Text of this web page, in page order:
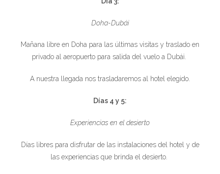
Doha-Dubái
Mañana libre en Doha para las últimas visitas y traslado en
privado al aeropuerto para salida del vuelo a Dubái.
A nuestra llegada nos trasladaremos al hotel elegido.
Días 4 y 5:
Experiencias en el desierto
Días libres para disfrutar de las instalaciones del hotel y de
las experiencias que brinda el desierto.